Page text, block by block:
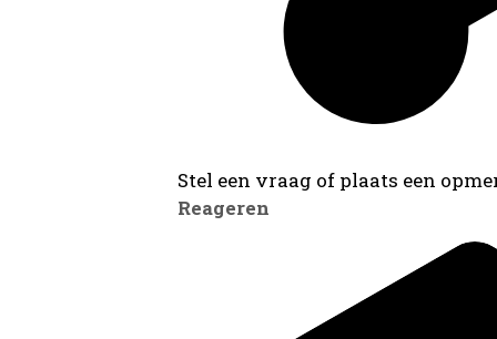
Stel een vraag of plaats een
Reageren